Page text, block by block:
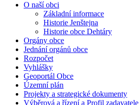
O naší obci
Základní informace
Historie Jenštejna
Historie obce Dehtáry
Orgány obce
Jednání orgánů obce
Rozpočet
Vyhlášky
Geoportál Obce
Územní plán
Projekty a strategické dokumenty
Výběrová a řízení a Profil zadavatele